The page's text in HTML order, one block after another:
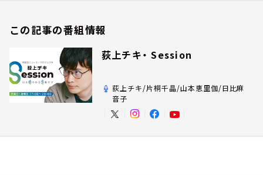
この記事の番組情報
荻上チキ・ Session
荻上チキ/片桐千晶/山本恵里伽/日比麻
音子